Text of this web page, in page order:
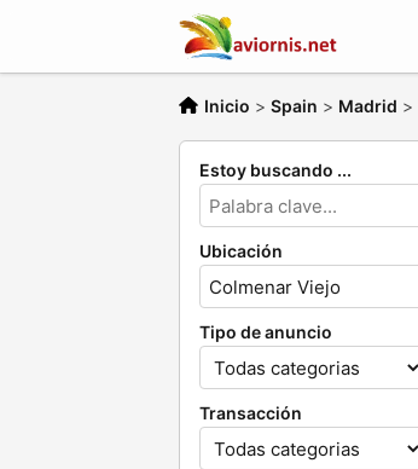
Inicio > Spain > Madrid >
Estoy buscando ...
Ubicación
Tipo de anuncio
Transacción